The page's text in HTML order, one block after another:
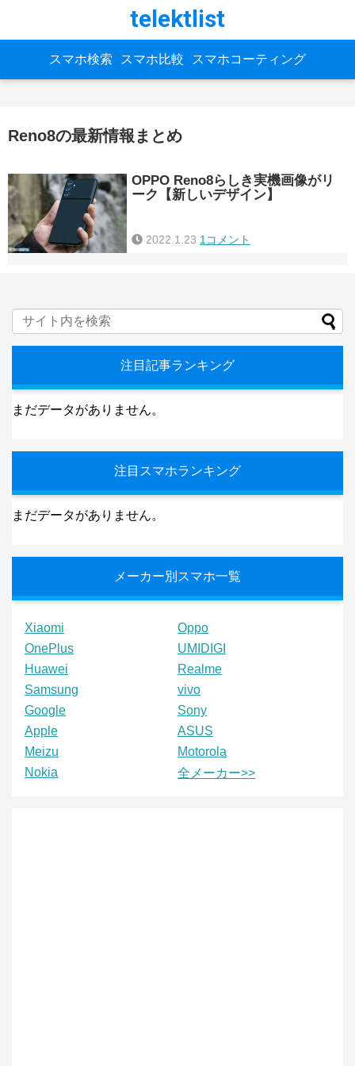
telektlist
スマホ検索 スマホ比較 スマホコーティング
Reno8の最新情報まとめ
OPPO Reno8らしき実機画像がリ
ーク【新しいデザイン】
2022.1.23 1コメント
注目記事ランキング
まだデータがありません。
注目スマホランキング
まだデータがありません。
メーカー別スマホ一覧
Xiaomi
Oppo
OnePlus
UMIDIGI
Huawei
Realme
Samsung
vivo
Google
Sony
Apple
ASUS
Meizu
Motorola
Nokia
全メーカー>>